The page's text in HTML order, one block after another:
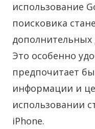
использование
поисковика
Это особенно
предпочитает
информации и
использовании
iPhone.